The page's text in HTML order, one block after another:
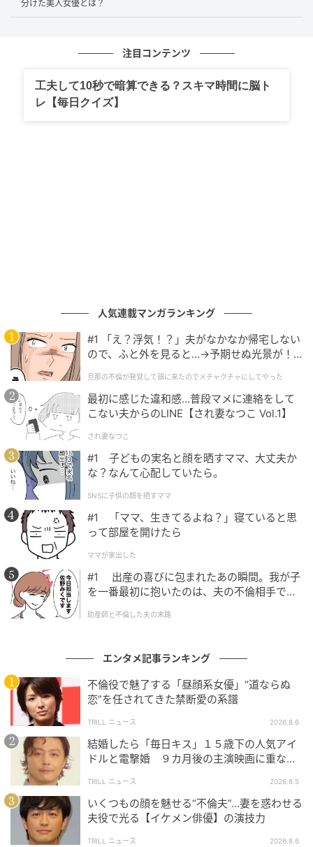
2025年、プロ野球「日本ハム対楽天」でファーストピッチを行ったKABA.ち
ゃん(C)SANKEI
デビュー曲として放たれた『Baby baby baby』は、資
スラインと、16ビートの刻みが心地よい緊張感を生
む。サビに向かってなだらかに上昇する旋律は、聴き
手の内面にある「何か新しいことが始まる予感」を優
しく、しかし確実に刺激する。
煌めきの果てに、刻まれた一瞬の永遠
dosというユニットは、その活動期間こそ決して長くは
なかった。しかし、彼らが残した爪痕は、その後のJ-
POPにおけるダンスユニットの在り方を決定づけるも
のとなった。
特にasamiの持つ、小室ファミリー特有の「薄氷を踏
むような危うい美しさ」と、KABA.ちゃんの「圧倒的
な表現の強度」。この二人のダンサーが、taecoの伸び
やかなボーカルを挟んで対峙する図式は、視覚的にも
してのポップ・ミュージックが立ち現れていた。
今、改めてこのデビュー曲を聴き返すと、30年という
歳月を感じさせない瑞々しさに驚かされる。それは、
小室哲哉が単に流行を追いかけたのではなく、自身の
音楽的探究心と、メンバー3人の持つ「表現者としての
本能」を衝突させて生み出した火花が、今もなお消え
ずに残っているからだろう。
40万枚という数字の裏側に隠された、緻密な戦略と剥
き出しの情熱。届きそうで届かない、触れそうで触れ
分けた美人女優とは？
注目コンテンツ
工夫して10秒で暗算できる？スキマ時間に脳ト
レ【毎日クイズ】
人気連載マンガランキング
#1 「え？浮気！？」夫がなかなか帰宅しない
ので、ふと外を見ると…→予期せぬ光景が！
クチャにしてやった
旦那の不倫が発覚して頭に来たのでメチャクチャにしてやった
最初に感じた違和感…普段マメに連絡をして
こない夫からのLINE【され妻なつこ Vol.1】
され妻なつこ
#1 子どもの実名と顔を晒すママ、大丈夫か
な？なんて心配していたら。
SNSに子供の顔を晒すママ
#1 「ママ、生きてるよね？」寝ていると思
って部屋を開けたら
ママが家出した
#1 出産の喜びに包まれたあの瞬間。我が子
を一番最初に抱いたのは、夫の不倫相手でし
助産師と不倫した夫の末路
エンタメ記事ランキング
不倫役で魅了する「昼顔系女優」“道ならぬ
恋”を任されてきた禁断愛の系譜
TRILL ニュース 2026.8.6
結婚したら「毎日キス」１５歳下の人気アイ
ドルと電撃婚 ９カ月後の主演映画に重なっ
TRILL ニュース 2026.8.5
いくつもの顔を魅せる“不倫夫”…妻を惑わせる
夫役で光る【イケメン俳優】の演技力
TRILL ニュース 2026.8.6